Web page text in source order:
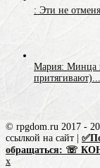
: Эти не
Мария: Минца
притягивают)...
© rpgdom.ru 2017 -
ссылкой на сайт |
обращаться: ☏
x